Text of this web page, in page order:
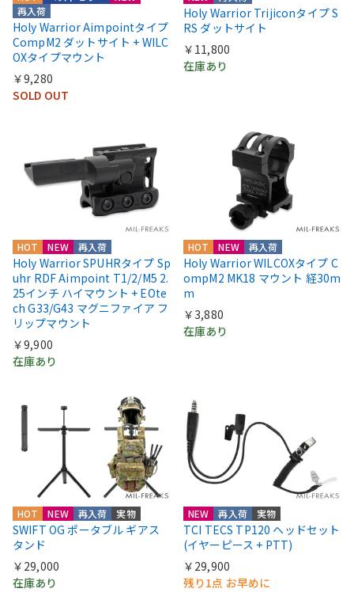
再入荷
Holy Warrior Aimpointタイプ
CompM2 ダットサイト + WILC
OXタイプマウント
￥9,280
SOLD OUT
Holy Warrior Trijiconタイプ S
RS ダットサイト
￥11,800
在庫あり
HOT NEW 再入荷
Holy Warrior SPUHRタイプ Sp
uhr RDF Aimpoint T1/2/M5 2.
25インチ ハイマウント + EOte
ch G33/G43 マグニファイア フ
リップマウント
￥9,900
在庫あり
HOT NEW 再入荷
Holy Warrior WILCOXタイプ C
ompM2 MK18 マウント 経30m
m
￥3,880
在庫あり
HOT NEW 再入荷 実物
SWIFT OG ポータブル ギアス
タンド
￥29,000
在庫あり
NEW 再入荷 実物
TCI TECS TP120 ヘッドセット
(イヤーピース + PTT)
￥29,900
残り1点 お早めに